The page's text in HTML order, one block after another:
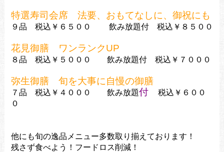
特選寿司会席 法要、おもてなしに、御祝にも
９品 税込￥６５００ 飲み放題付 税込￥８５００
花見御膳 ワンランクUP
８品 税込￥５０００ 飲み放題付 税込￥７０００
弥生御膳 旬を大事に自慢の御膳
７品 税込￥４０００ 飲み放題付 税込￥６００
０
他にも旬の逸品メニュー多数取り揃えております！
残さず食べよう！フードロス削減！